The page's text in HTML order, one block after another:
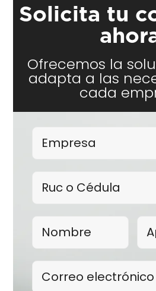
Solicita tu
Ofrecemos la
adapta a las
cada